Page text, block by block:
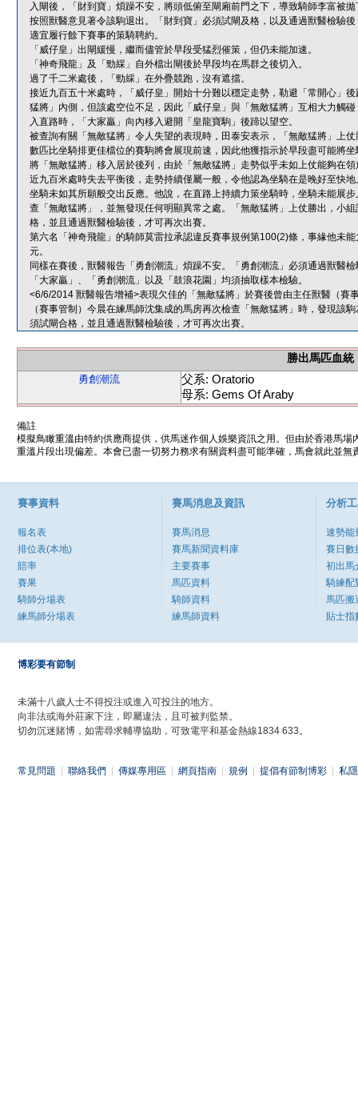
入閘後，「財到寶」煩躁不安，將頭低俯至閘廂前門之下，導致騎師李富被
按照獸醫意見著令該駒退出。「財到寶」必須試閘及格，以及通過獸醫檢驗
適宜履行餘下賽事的策騎聘約。
「威仔皇」出閘緩慢，繼而儘管於早段受猛烈催策，但仍未能加速。
「神奇飛龍」及「勁綵」自外檔出閘後於早段均在馬群之後切入。
過了千二米處後，「勁綵」在外疊競跑，沒有遮擋。
接近九百五十米處時，「威仔皇」開始十分難以穩定走勢，勒避「常開心」
猛將」內側，但該處空位不足，因此「威仔皇」與「無敵猛將」互相大力觸
入直路時，「大家贏」向內移入避開「皇龍寶駒」後蹄以望空。
被查詢有關「無敵猛將」令人失望的表現時，田泰安表示，「無敵猛將」上
數匹比坐騎排更佳檔位的賽駒將會展現前速，因此他獲指示於早段盡可能將
將「無敵猛將」移入居於後列，由於「無敵猛將」走勢似乎未如上仗能夠在
近九百米處時失去平衡後，走勢持續僅屬一般，令他認為坐騎在是晚好至快
坐騎未如其所願般交出反應。他說，在直路上持續力策坐騎時，坐騎未能展
查「無敵猛將」，並無發現任何明顯異常之處。「無敵猛將」上仗勝出，小
格，並且通過獸醫檢驗後，才可再次出賽。
第六名「神奇飛龍」的騎師莫雷拉承認違反賽事規例第100(2)條，事緣他未
元。
同樣在賽後，獸醫報告「勇創潮流」煩躁不安。「勇創潮流」必須通過獸醫
「大家贏」、「勇創潮流」以及「鼓浪花園」均須抽取樣本檢驗。
<6/6/2014 獸醫報告增補>表現欠佳的「無敵猛將」於賽後曾由主任獸醫（賽
（賽事管制）今晨在練馬師沈集成的馬房再次檢查「無敵猛將」時，發現該
須試閘合格，並且通過獸醫檢驗後，才可再次出賽。
勝出馬匹血統
勇創潮流
父系: Oratorio
母系: Gems Of Araby
備註
模擬鳥瞰重溫由特約供應商提供，供馬迷作個人娛樂資訊之用。但由於香港馬
重溫片段出現偏差。本會已盡一切努力務求有關資料盡可能準確，馬會就此並
賽事資料
報名表
排位表(本地)
賠率
賽果
騎師分場表
練馬師分場表
賽馬消息及資訊
賽馬消息
賽馬新聞資料庫
主要賽事
馬匹資料
騎師資料
練馬師資料
分析
速勢能
賽日數
初出馬
騎練配
馬匹搬
貼士指
博彩要有節制
未滿十八歲人士不得投注或進入可投注的地方。
向非法或海外莊家下注，即屬違法，且可被判監禁。
切勿沉迷賭博，如需尋求輔導協助，可致電平和基金熱線1834 633。
常見問題 聯絡我們 傳媒專用區 網頁指南 規例 提倡有節制博彩 私